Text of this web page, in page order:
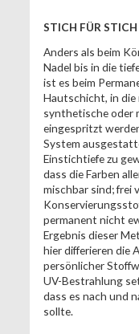
STICH FÜR
Anders als beim
Nadel bis in die
ist es beim
Hautschicht, in die
synthetische oder
eingespritzt
System
Einstichtiefe zu
dass die Farben
mischbar sind; frei
permanent nicht
Ergebnis dieser
hier differieren die
persönlicher
UV-Bestrahlung
dass es nach und
sollte.